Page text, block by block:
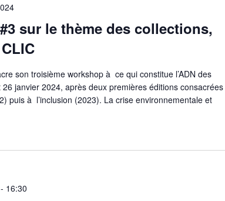
sur le thème des collections,
son troisième workshop à ce qui constitue l’ADN des
janvier 2024, après deux premières éditions consacrées
puis à l’inclusion (2023). La crise environnementale et
- 16:30